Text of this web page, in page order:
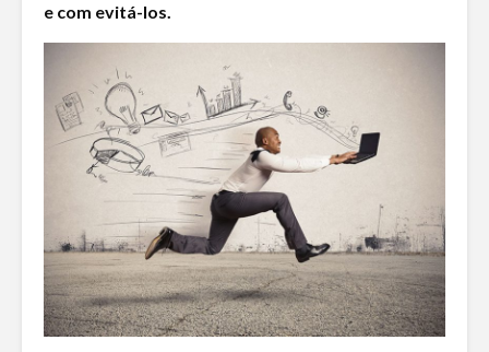
e com evitá-los.